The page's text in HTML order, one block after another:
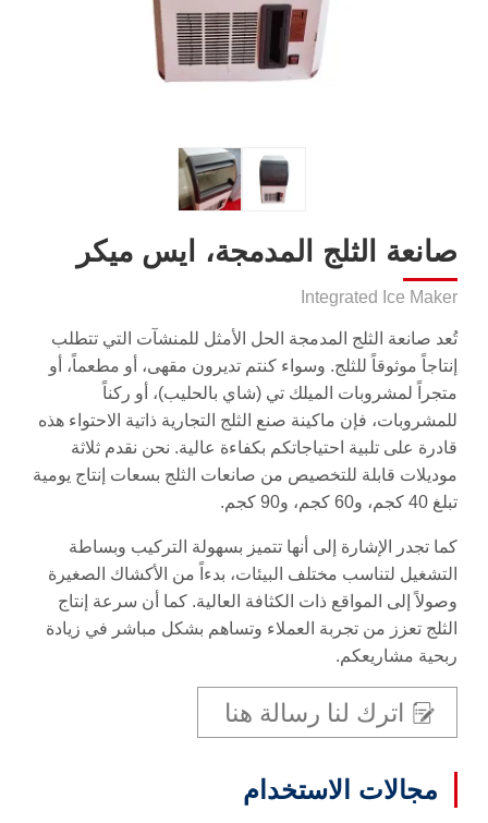
صانعة الثلج المدمجة، ايس ميكر
Integrated Ice Maker
تُعد صانعة الثلج المدمجة الحل الأمثل للمنشآت التي تتطلب
إنتاجاً موثوقاً للثلج. وسواء كنتم تديرون مقهى، أو مطعماً، أو
متجراً لمشروبات الميلك تي (شاي بالحليب)، أو ركناً
للمشروبات، فإن ماكينة صنع الثلج التجارية ذاتية الاحتواء هذه
قادرة على تلبية احتياجاتكم بكفاءة عالية. نحن نقدم ثلاثة
موديلات قابلة للتخصيص من صانعات الثلج بسعات إنتاج يومية
تبلغ 40 كجم، و60 كجم، و90 كجم.
كما تجدر الإشارة إلى أنها تتميز بسهولة التركيب وبساطة
التشغيل لتناسب مختلف البيئات، بدءاً من الأكشاك الصغيرة
وصولاً إلى المواقع ذات الكثافة العالية. كما أن سرعة إنتاج
الثلج تعزز من تجربة العملاء وتساهم بشكل مباشر في زيادة
ربحية مشاريعكم.
اترك لنا رسالة هنا
مجالات الاستخدام